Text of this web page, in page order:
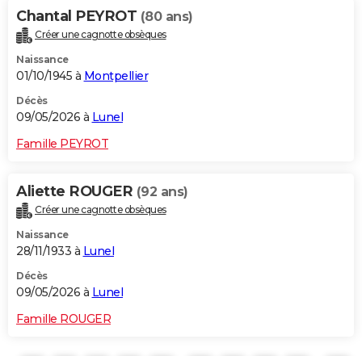
Chantal PEYROT (80 ans)
Créer une cagnotte obsèques
Naissance
01/10/1945 à Montpellier
Décès
09/05/2026 à Lunel
Famille PEYROT
Aliette ROUGER (92 ans)
Créer une cagnotte obsèques
Naissance
28/11/1933 à Lunel
Décès
09/05/2026 à Lunel
Famille ROUGER